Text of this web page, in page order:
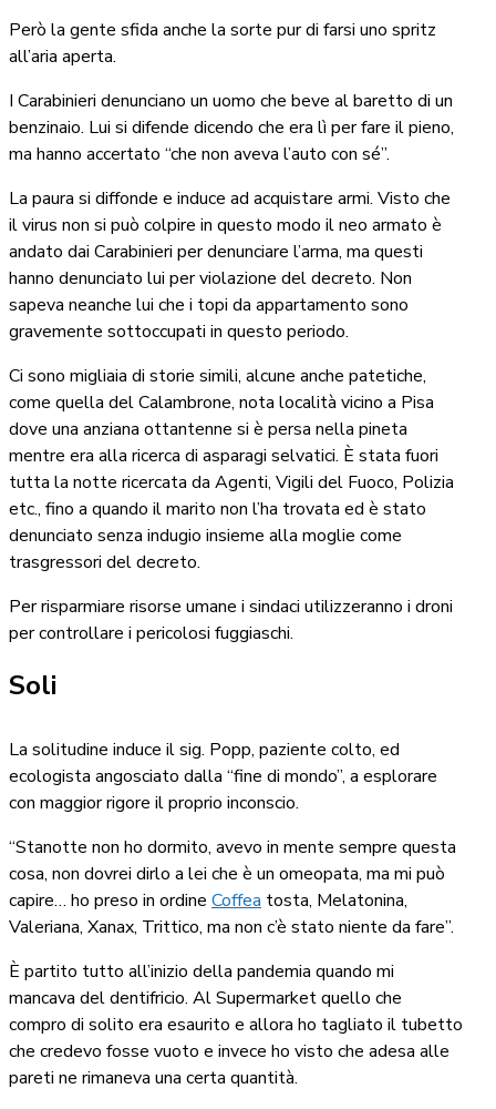
Però la gente sfida anche la sorte pur di farsi uno spritz
all’aria aperta.
I Carabinieri denunciano un uomo che beve al baretto di un
benzinaio. Lui si difende dicendo che era lì per fare il pieno,
ma hanno accertato “che non aveva l’auto con sé”.
La paura si diffonde e induce ad acquistare armi. Visto che
il virus non si può colpire in questo modo il neo armato è
andato dai Carabinieri per denunciare l’arma, ma questi
hanno denunciato lui per violazione del decreto. Non
sapeva neanche lui che i topi da appartamento sono
gravemente sottoccupati in questo periodo.
Ci sono migliaia di storie simili, alcune anche patetiche,
come quella del Calambrone, nota località vicino a Pisa
dove una anziana ottantenne si è persa nella pineta
mentre era alla ricerca di asparagi selvatici. È stata fuori
tutta la notte ricercata da Agenti, Vigili del Fuoco, Polizia
etc., fino a quando il marito non l’ha trovata ed è stato
denunciato senza indugio insieme alla moglie come
trasgressori del decreto.
Per risparmiare risorse umane i sindaci utilizzeranno i droni
per controllare i pericolosi fuggiaschi.
Soli
La solitudine induce il sig. Popp, paziente colto, ed
ecologista angosciato dalla “fine di mondo”, a esplorare
con maggior rigore il proprio inconscio.
“Stanotte non ho dormito, avevo in mente sempre questa
cosa, non dovrei dirlo a lei che è un omeopata, ma mi può
capire… ho preso in ordine Coffea tosta, Melatonina,
Valeriana, Xanax, Trittico, ma non c’è stato niente da fare”.
È partito tutto all’inizio della pandemia quando mi
mancava del dentifricio. Al Supermarket quello che
compro di solito era esaurito e allora ho tagliato il tubetto
che credevo fosse vuoto e invece ho visto che adesa alle
pareti ne rimaneva una certa quantità.